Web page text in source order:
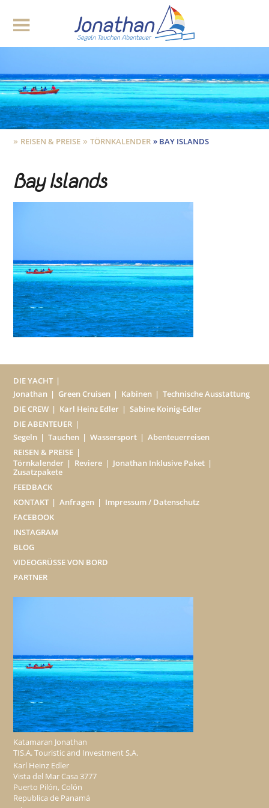
» REISEN & PREISE »TÖRNKALENDER » BAY ISLANDS
Bay Islands
DIE YACHT
Jonathan
Green Cruisen Kabinen
Technische Ausstattung
DIE CREW
Karl Heinz Edler
Sabine Koinig-Edler
DIE ABENTEUER
Segeln
Tauchen Wassersport
Abenteuerreisen
REISEN & PREISE
Törnkalender
Reviere
Jonathan Inklusive Paket
Zusatzpakete
FEEDBACK
KONTAKT
Anfragen
Impressum / Datenschutz
FACEBOOK
INSTAGRAM
BLOG
VIDEOGRÜSSE VON BORD
PARTNER
Katamaran Jonathan
TIS.A. Touristic and Investment S.A.
Karl Heinz Edler
Vista del Mar Casa 3777
Puerto Pilón, Colón
Republica de Panamá